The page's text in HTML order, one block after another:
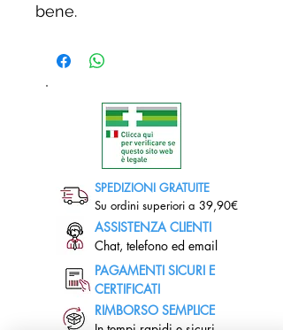
bene.
SPEDIZIONI GRATUITE
Su ordini superiori a 39,90€
ASSISTENZA CLIENTI
Chat, telefono ed email
PAGAMENTI SICURI E
CERTIFICATI
RIMBORSO SEMPLICE